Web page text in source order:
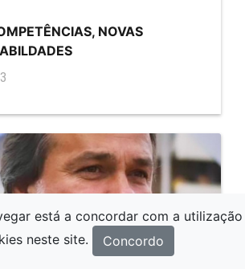
NOVAS
está a concordar com a utilização
neste site.
Concordo